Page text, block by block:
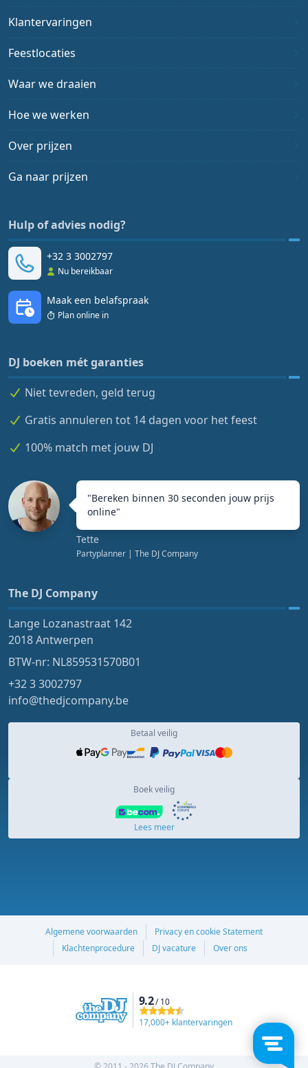
Klantervaringen
Feestlocaties
Waar we draaien
Hoe we werken
Over prijzen
Ga naar prijzen
Hulp of advies nodig?
+32 3 3002797
Nu bereikbaar
Maak een belafspraak
Plan online in
DJ boeken mét garanties
Niet tevreden, geld terug
Gratis annuleren tot 14 dagen voor het feest
100% match met jouw DJ
"Bereken binnen 30 seconden jouw prijs
online"
Tette
Partyplanner | The DJ Company
The DJ Company
Lange Lozanastraat 142
2018 Antwerpen
BTW-nr: NL859531570B01
+32 3 3002797
info@thedjcompany.be
Betaal veilig
Boek veilig
Lees meer
Algemene voorwaarden
Privacy en cookie Statement
Klachtenprocedure
DJ vacature Over ons
9.2/ 10
17,000+ klantervaringen